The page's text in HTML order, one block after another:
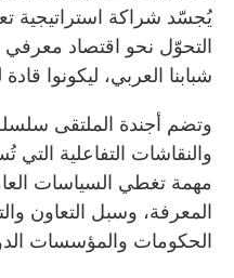
يُجسّد شراكة استراتيجية
التحوّل نحو اقتصاد معرفي
شبابنا العربي، ليكونوا
وتضم أجندة الملتقى
والنقاشات التفاعلية
مهمة تغطي السياسات
المعرفة، وسبل التعاون
الحكومات والمؤسسات